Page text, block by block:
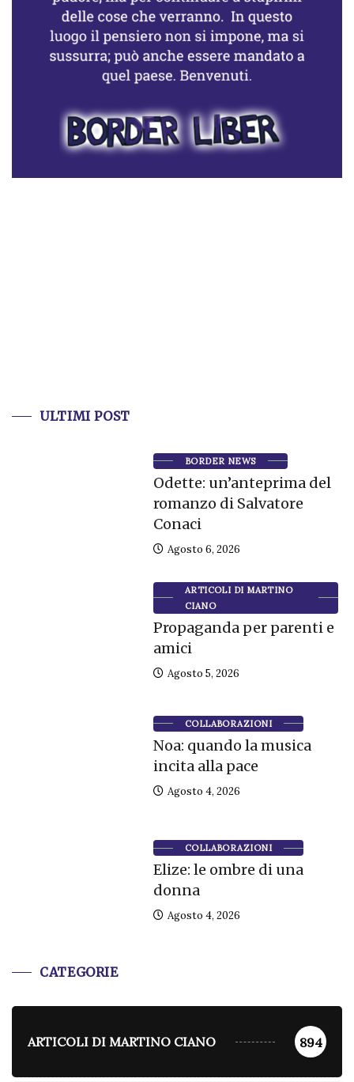
ULTIMI POST
BORDER NEWS
Odette: un’anteprima del
romanzo di Salvatore
Conaci
Agosto 6, 2026
ARTICOLI DI MARTINO
CIANO
Propaganda per parenti e
amici
Agosto 5, 2026
COLLABORAZIONI
Noa: quando la musica
incita alla pace
Agosto 4, 2026
COLLABORAZIONI
Elize: le ombre di una
donna
Agosto 4, 2026
CATEGORIE
ARTICOLI DI MARTINO CIANO 894